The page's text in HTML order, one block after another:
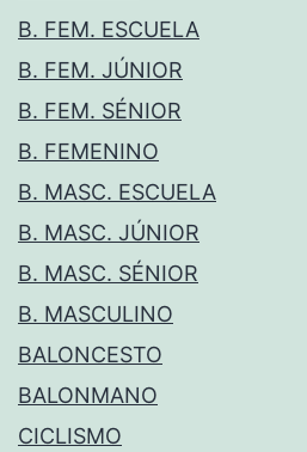
B. FEM. ESCUELA
B. FEM. JÚNIOR
B. FEM. SÉNIOR
B. FEMENINO
B. MASC. ESCUELA
B. MASC. JÚNIOR
B. MASC. SÉNIOR
B. MASCULINO
BALONCESTO
BALONMANO
CICLISMO